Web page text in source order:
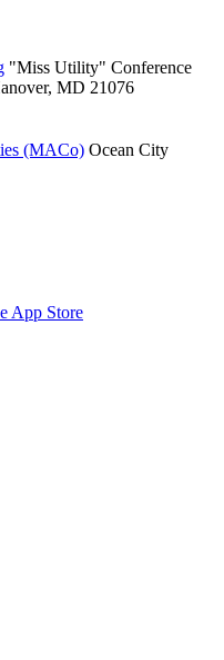
"Miss Utility" Conference
MD 21076
(MACo) Ocean City